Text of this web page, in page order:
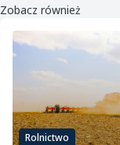
Zobacz również
Rolnictwo